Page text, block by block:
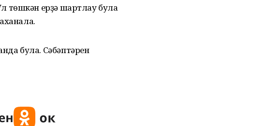
төшкән ерҙә шартлау була
була. Сәбәптәрен